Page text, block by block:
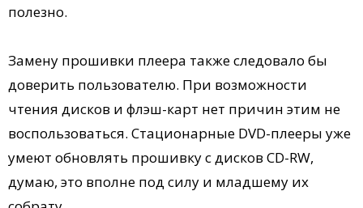
полезно.
Замену прошивки плеера также следовало бы
доверить пользователю. При возможности
чтения дисков и флэш-карт нет причин этим не
воспользоваться. Стационарные DVD-плееры уже
умеют обновлять прошивку с дисков CD-RW,
думаю, это вполне под силу и младшему их